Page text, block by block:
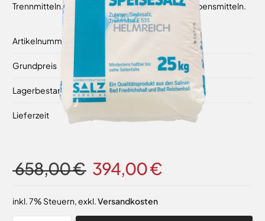
Trennmitteln. Zum Verfeinern und Würzen von Lebensmitteln.
Artikelnummer
Grundpreis 0,66 €/ 1 kg
Lagerbestand Auf Lager
Lieferzeit
658,00 € 394,00 €
inkl. 7% Steuern,exkl.Versandkosten